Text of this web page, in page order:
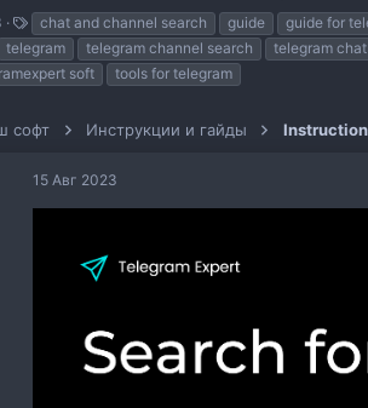
е
г
и
chat and channel search guide guide for
telegram telegram channel search telegram
soft tools for telegram
софт Инструкции и гайды
15 Авг 2023